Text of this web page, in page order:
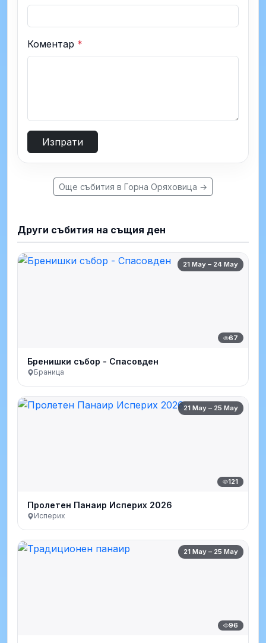
Коментар *
Изпрати
Още събития в Горна Оряховица →
Други събития на същия ден
21 May – 24 May
67
Бренишки събор - Спасовден
Браница
21 May – 25 May
121
Пролетен Панаир Исперих 2026
Исперих
21 May – 25 May
96